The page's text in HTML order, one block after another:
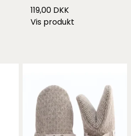
119,00 DKK
Vis produkt